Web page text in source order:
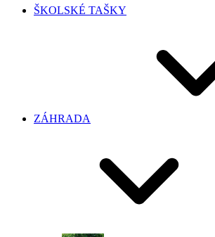
ŠKOLSKÉ TAŠKY
ZÁHRADA